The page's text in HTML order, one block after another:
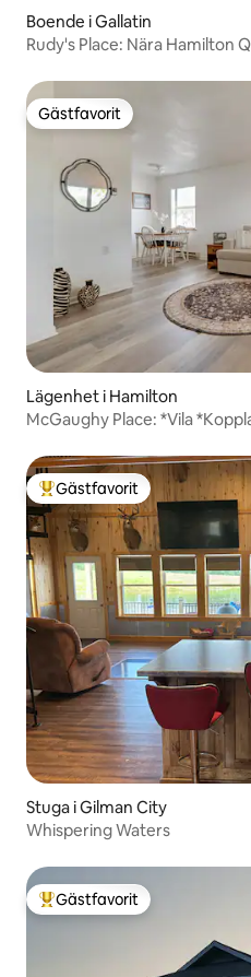
Boende i Gallatin
Rudy's Place: Nära Hamilton
Gästfavorit
Gästfavorit
Lägenhet i Hamilton
McGaughy Place: *Vila
Populär gästfavorit
Gästfavorit
Stuga i Gilman City
Whispering Waters
Populär gästfavorit
Gästfavorit